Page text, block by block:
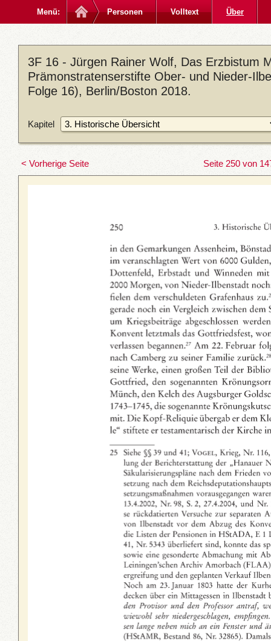
Menü: Personen Volltext Über
3F 16 - Jürgen Rainer Wolf, Das Erzbistum
Prämonstratenserstifte Ober- und Nieder-
Folge 16), Berlin/Boston 2018.
Kapitel
< Vorherige Seite Seite 250 von